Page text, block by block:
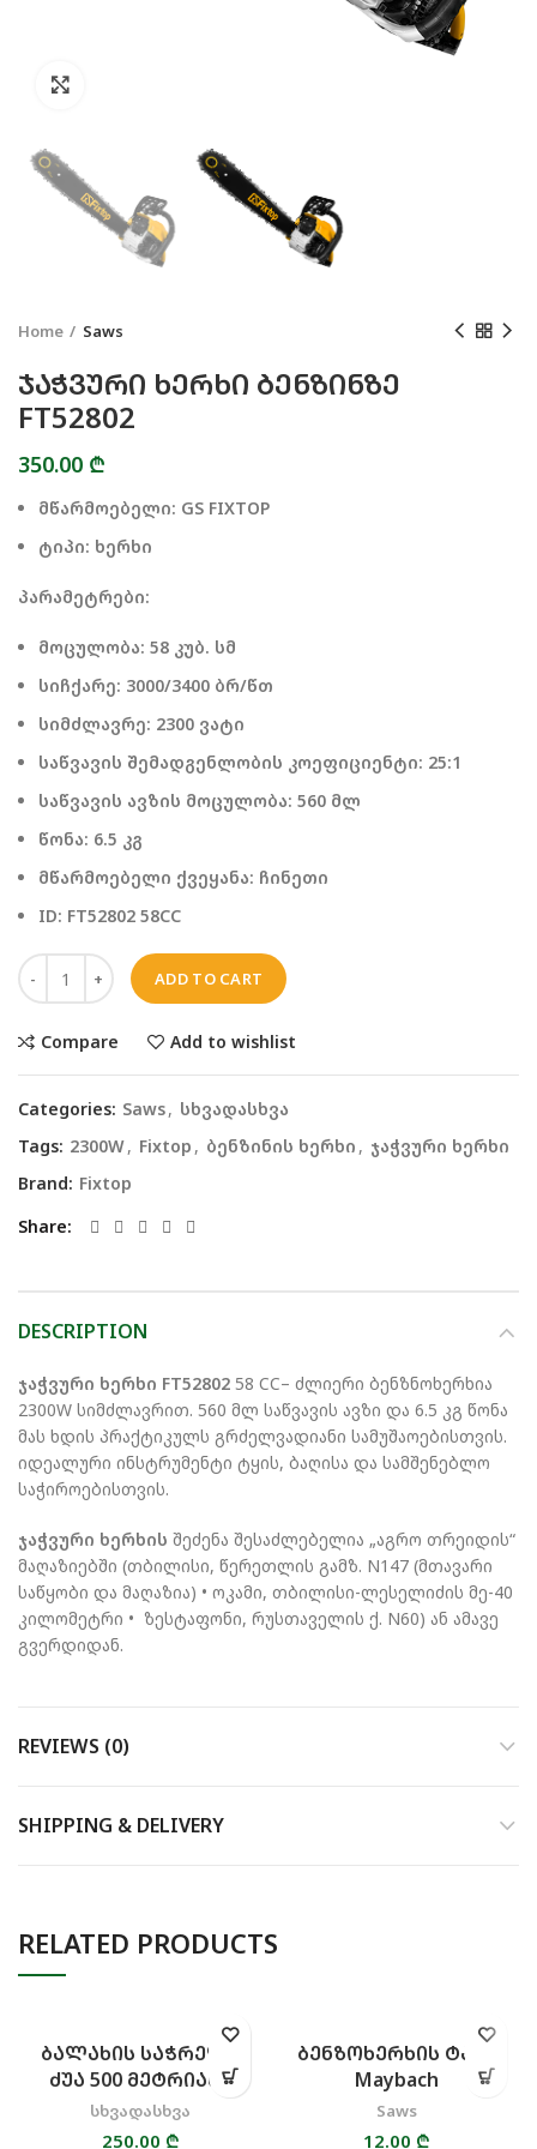
Home Saws
ᲯᲐᲭᲕᲣᲠᲘ ᲮᲔᲠᲮᲘ ᲑᲔᲜᲖᲘᲜᲖᲔ
FT52802
350.00 ₾
მწარმოებელი: GS FIXTOP
ტიპი: ხერხი
პარამეტრები:
მოცულობა: 58 კუბ. სმ
სიჩქარე: 3000/3400 ბრ/წთ
სიმძლავრე: 2300 ვატი
საწვავის შემადგენლობის კოეფიციენტი: 25:1
საწვავის ავზის მოცულობა: 560 მლ
წონა: 6.5 კგ
მწარმოებელი ქვეყანა: ჩინეთი
ID: FT52802 58CC
ADD TO CART
Compare Add to wishlist
Categories: Saws, სხვადასხვა
Tags: 2300W, Fixtop , ბენზინის ხერხი , ჯაჭვური ხერხი
Brand: Fixtop
Share
DESCRIPTION
ჯაჭვური ხერხი FT52802 58 CC– ძლიერი ბენზნოხერხია
2300W სიმძლავრით. 560 მლ საწვავის ავზი და 6.5 კგ წონა
მას ხდის პრაქტიკულს გრძელვადიანი სამუშაოებისთვის.
იდეალური ინსტრუმენტი ტყის, ბაღისა და სამშენებლო
საჭიროებისთვის.
ჯაჭვური ხერხის შეძენა შესაძლებელია „აგრო თრეიდის“
მაღაზიებში (თბილისი, წერეთლის გამზ. N147 (მთავარი
საწყობი და მაღაზია) • ოკამი, თბილისი-ლესელიძის მე-40
კილომეტრი • ზესტაფონი, რუსთაველის ქ. N60) ან ამავე
გვერდიდან.
REVIEWS (0)
SHIPPING & DELIVERY
RELATED PRODUCTS
ᲑᲐᲚᲐᲮᲘᲡ ᲡᲐᲭᲠᲔᲚᲘ
ᲫᲣᲐ 500 ᲛᲔᲢᲠᲘᲐᲜᲘ
სხვადასხვა
250.00 ₾
ᲑᲔᲜᲖᲝᲮᲔᲠᲮᲘᲡ ᲢᲐᲜᲘ
Maybach
Saws
12.00 ₾